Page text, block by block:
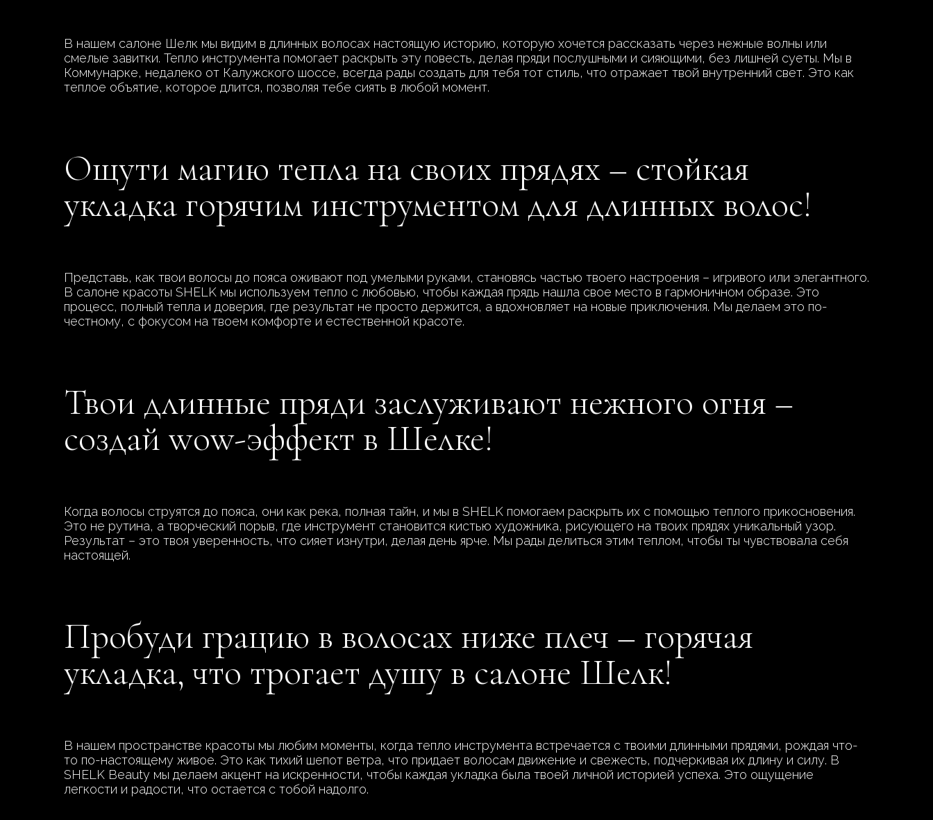
В нашем салоне Шелк мы видим в длинных волосах настоящую историю, которую хочется рассказать через нежные волны или
смелые завитки. Тепло инструмента помогает раскрыть эту повесть, делая пряди послушными и сияющими, без лишней суеты. Мы в
Коммунарке, недалеко от Калужского шоссе, всегда рады создать для тебя тот стиль, что отражает твой внутренний свет. Это как
теплое объятие, которое длится, позволяя тебе сиять в любой момент.
Ощути магию тепла на своих прядях – стойкая
укладка горячим инструментом для длинных волос!
Представь, как твои волосы до пояса оживают под умелыми руками, становясь частью твоего настроения – игривого или элегантного.
В салоне красоты SHELK мы используем тепло с любовью, чтобы каждая прядь нашла свое место в гармоничном образе. Это
процесс, полный тепла и доверия, где результат не просто держится, а вдохновляет на новые приключения. Мы делаем это по-
честному, с фокусом на твоем комфорте и естественной красоте.
Твои длинные пряди заслуживают нежного огня –
создай wow-эффект в Шелке!
Когда волосы струятся до пояса, они как река, полная тайн, и мы в SHELK помогаем раскрыть их с помощью теплого прикосновения.
Это не рутина, а творческий порыв, где инструмент становится кистью художника, рисующего на твоих прядях уникальный узор.
Результат – это твоя уверенность, что сияет изнутри, делая день ярче. Мы рады делиться этим теплом, чтобы ты чувствовала себя
настоящей.
Пробуди грацию в волосах ниже плеч – горячая
укладка, что трогает душу в салоне Шелк!
В нашем пространстве красоты мы любим моменты, когда тепло инструмента встречается с твоими длинными прядями, рождая что-
то по-настоящему живое. Это как тихий шепот ветра, что придает волосам движение и свежесть, подчеркивая их длину и силу. В
SHELK Beauty мы делаем акцент на искренности, чтобы каждая укладка была твоей личной историей успеха. Это ощущение
легкости и радости, что остается с тобой надолго.